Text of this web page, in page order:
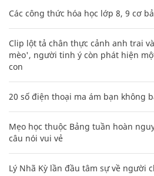
Các công thức hóa học lớp 8, 9 cơ
Clip lột tả chân thực cảnh anh trai
mèo', người tinh ý còn phát hiện
con
20 số điện thoại ma ám bạn không
Mẹo học thuộc Bảng tuần hoàn
câu nói vui vẻ
Lý Nhã Kỳ lần đầu tâm sự về người